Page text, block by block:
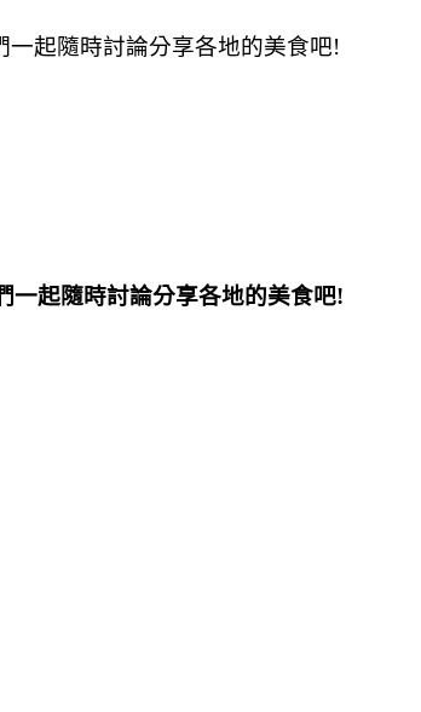
起隨時討論分享各地的美食吧!
一起隨時討論分享各地的美食吧!